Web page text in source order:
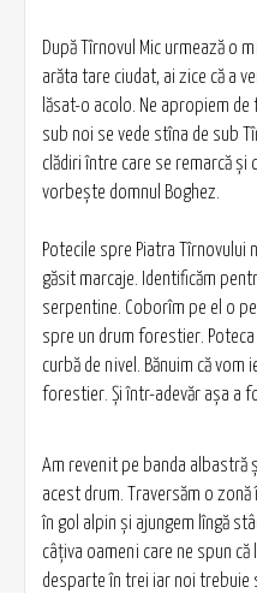
După Tîrnovul Mic urmează o
arăta tare ciudat, ai zice că a
lăsat-o acolo. Ne apropiem de
sub noi se vede stîna de sub
clădiri între care se remarcă şi
vorbeşte domnul Boghez.
Potecile spre Piatra Tîrnovului
găsit marcaje. Identificăm
serpentine. Coborîm pe el o
spre un drum forestier.
curbă de nivel. Bănuim că vom
forestier. Şi într-adevăr aşa a
Am revenit pe banda albastră
acest drum. Traversăm o
în gol alpin şi ajungem lîngă
câţiva oameni care ne spun
desparte în trei iar noi trebuie